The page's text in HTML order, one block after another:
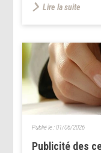
Lire la suite
Publicité des
Publié le :01/06/2026